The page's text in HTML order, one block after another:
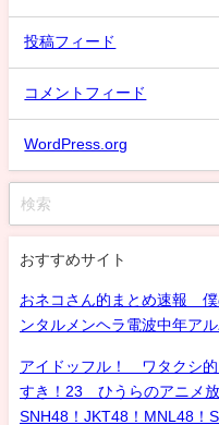
投稿フィード
コメントフィード
WordPress.org
おすすめサイト
おネコさん的まとめ速報 僕
ンタルメンヘラ電波中年ア
アイドッフル！ ワタクシ
すき！23 ひうらのアニメ
SNH48！JKT48！MNL48！